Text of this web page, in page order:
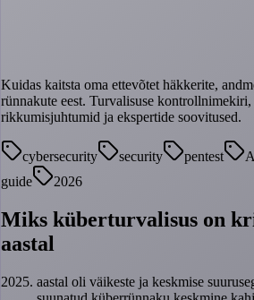
Kuidas kaitsta oma ettevõtet häkkerite,
rünnakute eest. Turvalisuse kontrollnimekiri,
rikkumisjuhtumid ja ekspertide soovitused.
cybersecurity security pentest
guide
2026
Miks küberturvalisus on
aastal
aastal oli väikeste ja keskmise